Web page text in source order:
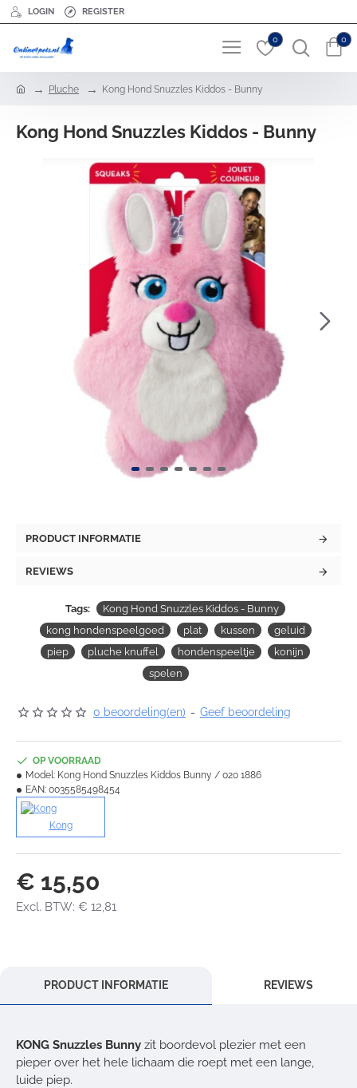
LOGIN REGISTER
0 0
e
Pluche Kong Hond Snuzzles Kiddos - Bunny
Kong Hond Snuzzles Kiddos - Bunny
PRODUCT INFORMATIE
REVIEWS
Tags:
Kong Hond Snuzzles Kiddos - Bunny
kong hondenspeelgoed
plat kussen
geluid
piep
pluche knuffel hondenspeeltje
konijn
spelen
0 beoordeling(en) - Geef beoordeling
€ 15,50
Excl. BTW: € 12,81
OP VOORRAAD
Model: Kong Hond Snuzzles Kiddos Bunny / 020 1886
EAN: 0035585498454
Kong
PRODUCT INFORMATIE REVIEWS
KONG Snuzzles Bunny zit boordevol plezier met een
pieper over het hele lichaam die roept met een lange,
luide piep.